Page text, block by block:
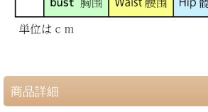
商品詳細